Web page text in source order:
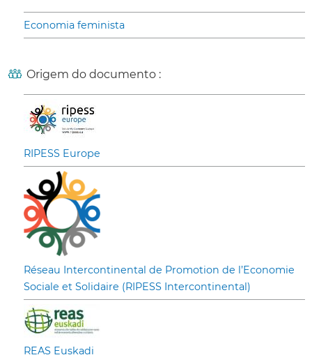
Economia feminista
Origem do documento :
RIPESS Europe
Réseau Intercontinental de Promotion de l’Economie
Sociale et Solidaire (RIPESS Intercontinental)
REAS Euskadi